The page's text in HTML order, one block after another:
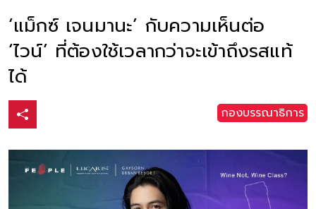
‘แม็กซ์ เจนมานะ’ กับความเห็นต่อ
‘ไวน์’ ที่ต้องใช้เวลากว่าจะเข้าถึงรสแท้
ได้
กองบรรณาธิการ